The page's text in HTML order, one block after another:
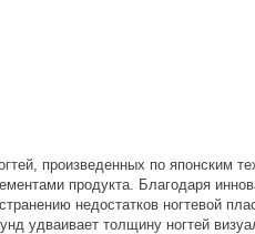
произведенных по японским
продукта. Благодаря
недостатков ногтевой
толщину ногтей